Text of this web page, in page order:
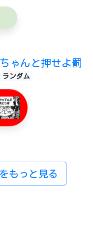
ゃんと押せよ罰
ランダム
もっと見る